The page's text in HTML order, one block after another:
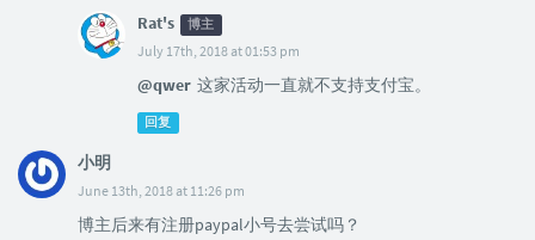
Rat's 博主
July 17th, 2018 at 01:53 pm
@qwer 这家活动一直就不支持支付宝。
回复
小明
June 13th, 2018 at 11:26 pm
博主后来有注册paypal小号去尝试吗？